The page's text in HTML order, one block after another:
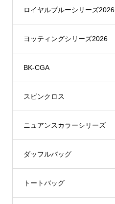
ロイヤルブルーシリーズ2026
ヨッティングシリーズ2026
BK-CGA
スピンクロス
ニュアンスカラーシリーズ
ダッフルバッグ
トートバッグ